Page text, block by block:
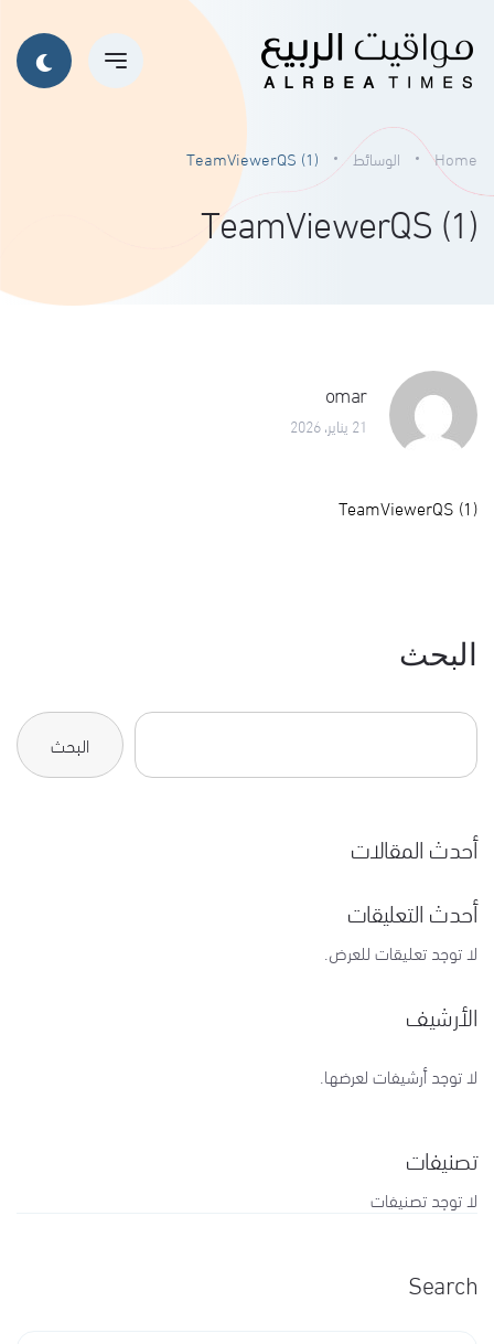
Home الوسائط TeamViewerQS (1)
TeamViewerQS (1)
omar
21 يناير، 2026
TeamViewerQS (1)
البحث
البحث
أحدث المقالات
أحدث التعليقات
لا توجد تعليقات للعرض.
الأرشيف
لا توجد أرشيفات لعرضها.
تصنيفات
لا توجد تصنيفات
Search